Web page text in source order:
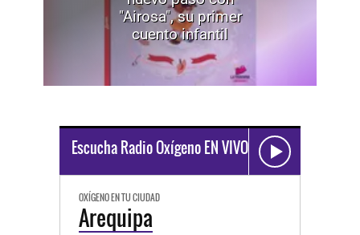
"Airosa", su primer
cuento infantil
Escucha Radio Oxígeno EN VIVO
OXÍGENO EN TU CIUDAD
Arequipa